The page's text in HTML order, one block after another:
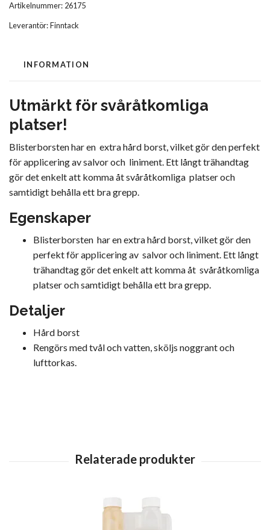
Artikelnummer: 26175
Leverantör:Finntack
INFORMATION
Utmärkt för svåråtkomliga
platser!
Blisterborsten har en extra hård borst, vilket gör den perfekt
för applicering av salvor och liniment. Ett långt trähandtag
gör det enkelt att komma åt svåråtkomliga platser och
samtidigt behålla ett bra grepp.
Egenskaper
Blisterborsten har en extra hård borst, vilket gör den
perfekt för applicering av salvor och liniment. Ett långt
trähandtag gör det enkelt att komma åt svåråtkomliga
platser och samtidigt behålla ett bra grepp.
Detaljer
Hård borst
Rengörs med tvål och vatten, sköljs noggrant och
lufttorkas.